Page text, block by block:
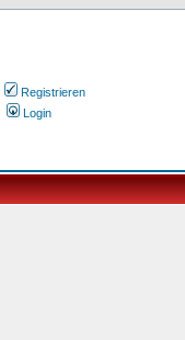
Registrieren
Login